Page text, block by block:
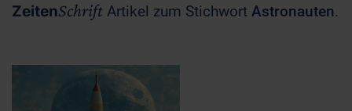
ZeitenSchrift Artikel zum Stichwort Astronauten.